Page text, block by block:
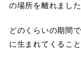
の場所を離れました
どのくらいの期間
に生まれてくるこ